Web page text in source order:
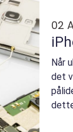
02
Når
det